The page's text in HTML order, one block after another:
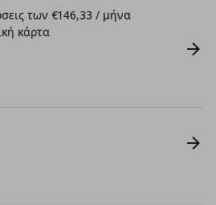
των €146,33 / μήνα
κάρτα